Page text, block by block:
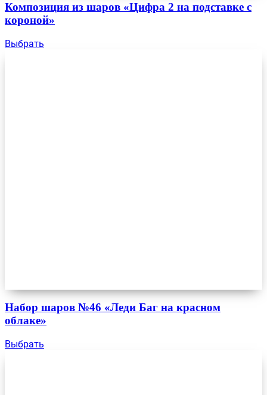
Композиция из шаров «Цифра 2 на подставке с
короной»
Выбрать
Набор шаров №46 «Леди Баг на красном
облаке»
Выбрать